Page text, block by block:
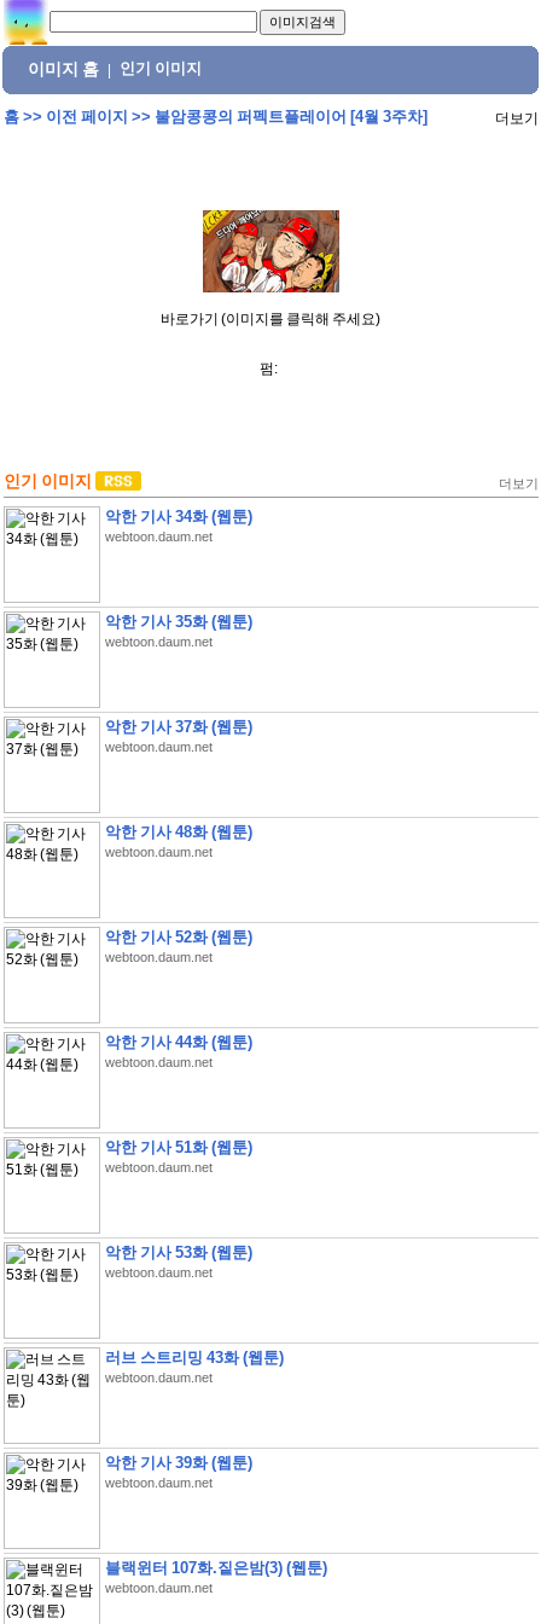
이미지 홈 인기 이미지
홈>> 이전 페이지 >> 불암콩콩의 퍼펙트플레이어 [4월 3주차] 더보기
바로가기 (이미지를 클릭해 주세요)
펌:
인기 이미지 더보기
악한 기사 34화 (웹툰)
webtoon.daum.net
악한 기사 35화 (웹툰)
webtoon.daum.net
악한 기사 37화 (웹툰)
webtoon.daum.net
악한 기사 48화 (웹툰)
webtoon.daum.net
악한 기사 52화 (웹툰)
webtoon.daum.net
악한 기사 44화 (웹툰)
webtoon.daum.net
악한 기사 51화 (웹툰)
webtoon.daum.net
악한 기사 53화 (웹툰)
webtoon.daum.net
러브 스트리밍 43화 (웹툰)
webtoon.daum.net
악한 기사 39화 (웹툰)
webtoon.daum.net
블랙윈터 107화.짙은밤(3) (웹툰)
webtoon.daum.net